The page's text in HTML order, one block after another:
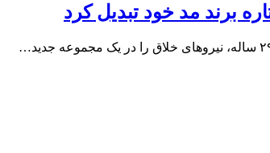
برند مد خود تبدیل کرد